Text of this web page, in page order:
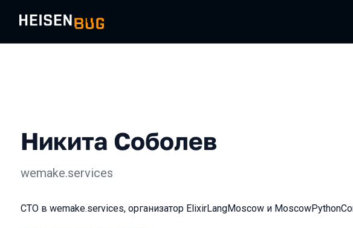
Никита Соболев
wemake.services
CTO в wemake.services, организатор ElixirLangMoscow и